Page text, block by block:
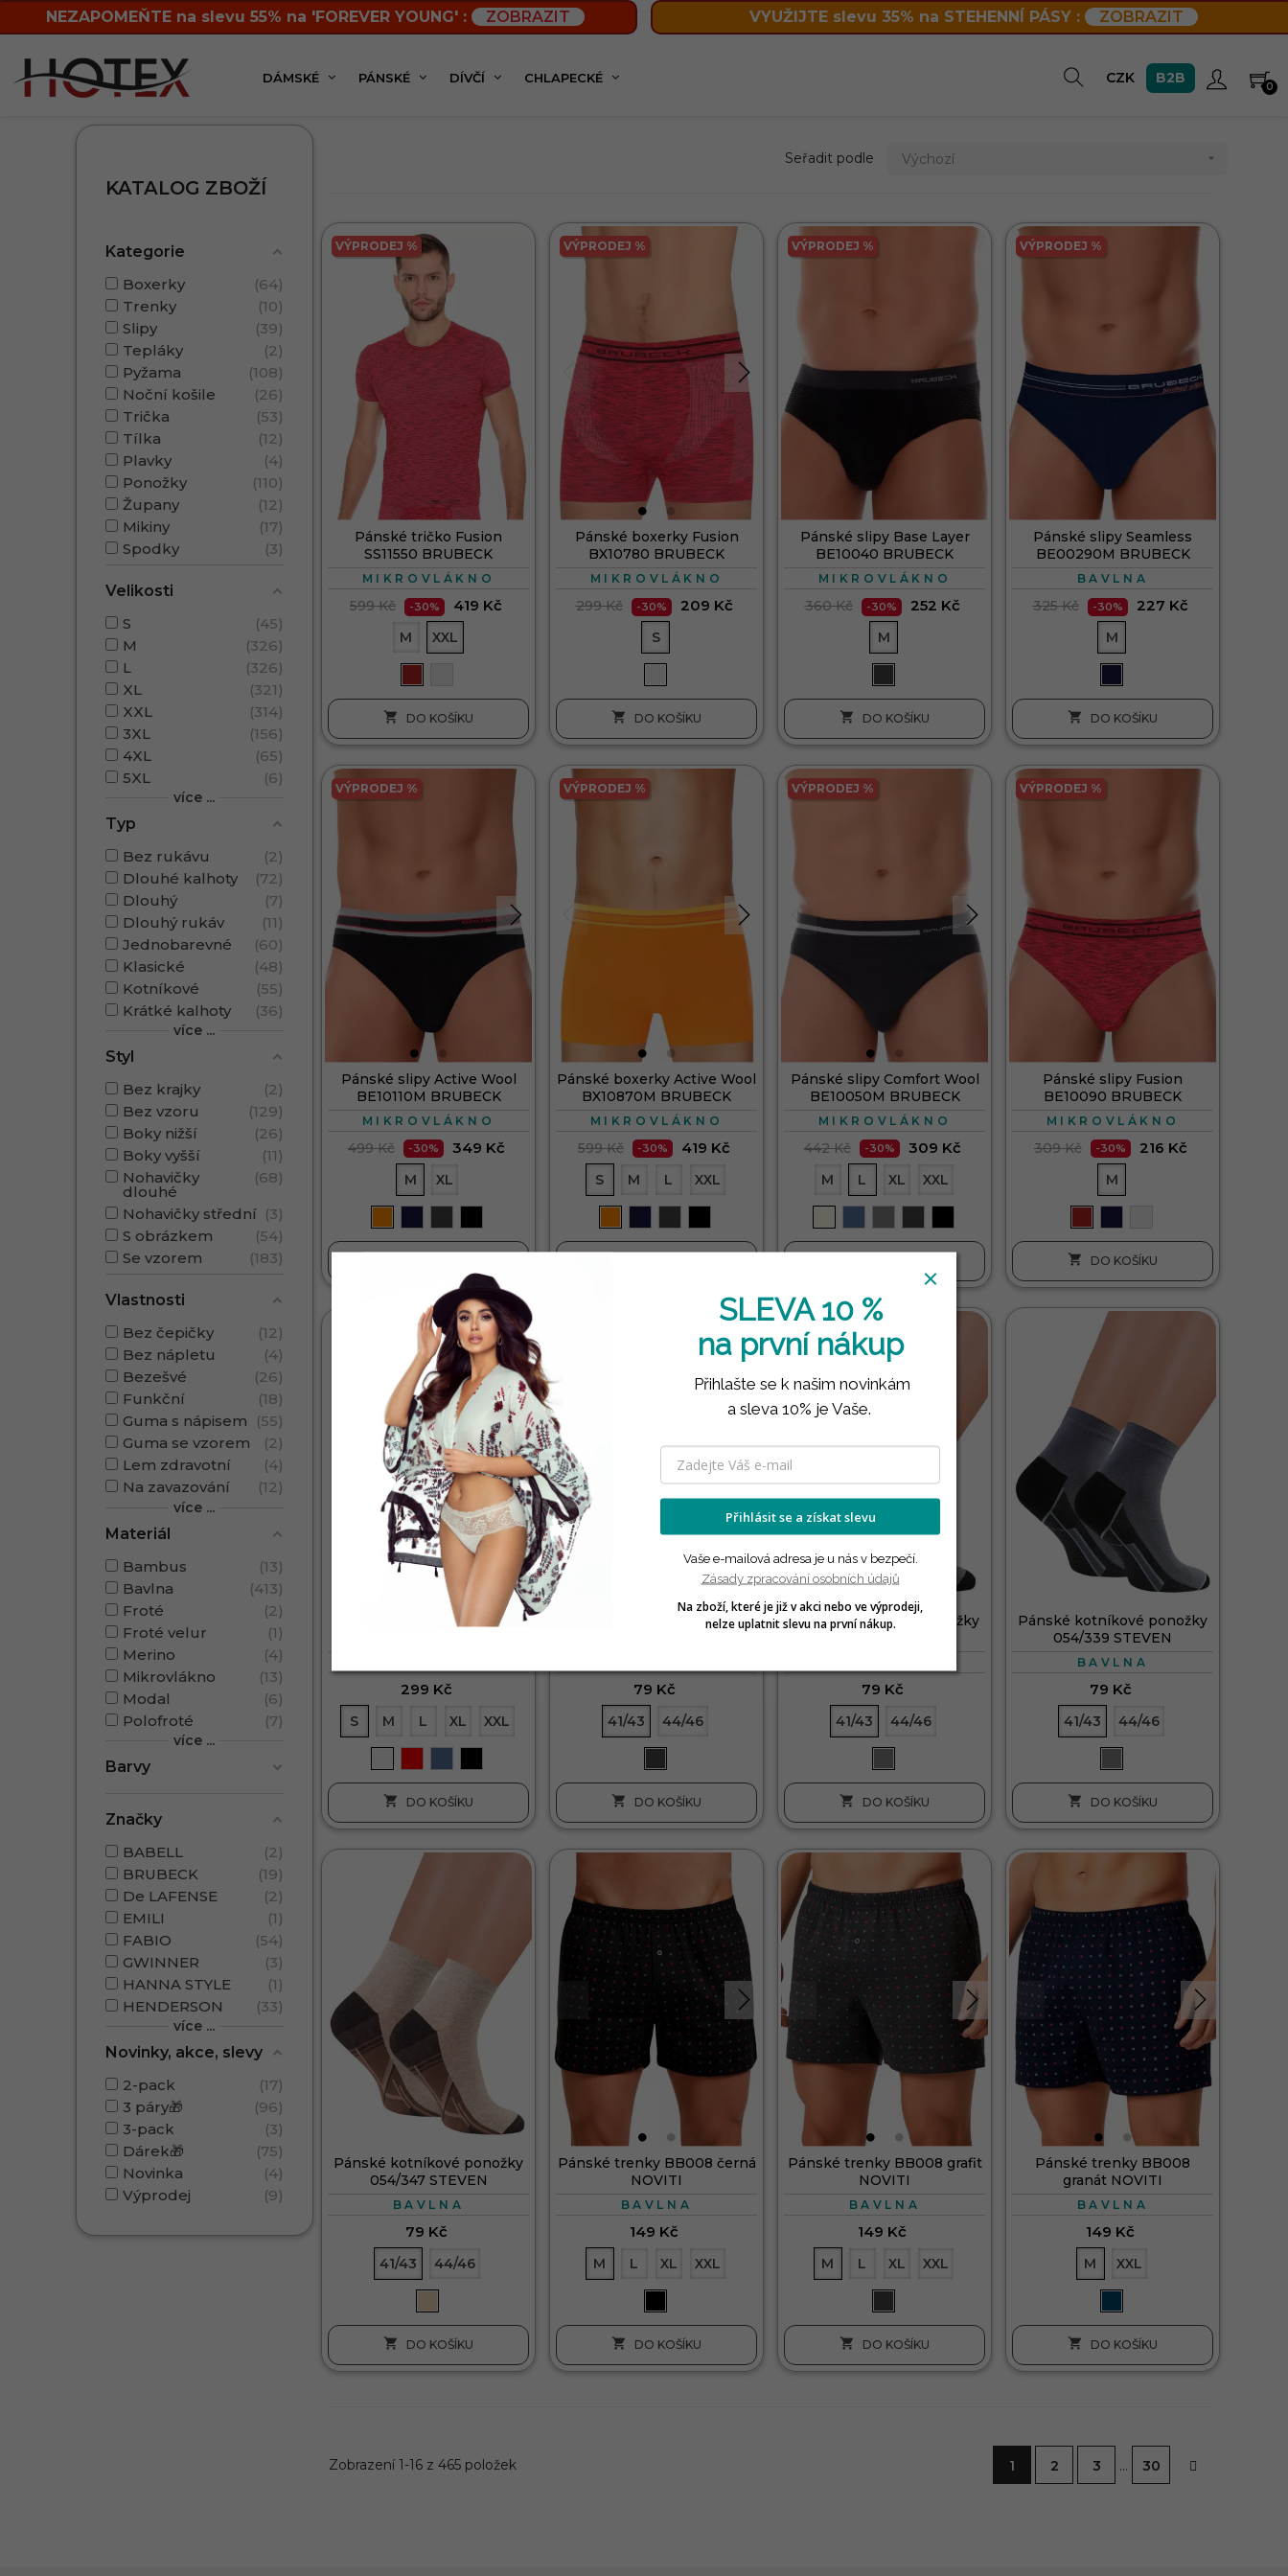
NEZAPOMEŇTE na slevu 55% na 'FOREVER YOUNG' : ZOBRAZIT VYUŽIJTE slevu 35% na STEHENNÍ PÁSY : ZOBRAZIT
DÁMSKÉ PÁNSKÉ DÍVČÍ CHLAPECKÉ CZK B2B
0
Pánská kolekce
KATALOG ZBOŽÍ
Kategorie
Boxerky
64
Trenky
10
Slipy
39
Tepláky
2
Pyžama
108
Noční košile
26
Trička
53
Tílka
12
Plavky
4
Ponožky
110
Župany
12
Mikiny
17
Spodky
3
Velikosti
S
45
M
326
L
326
XL
321
XXL
314
3XL
156
4XL
65
5XL
6
více ...
Typ
Bez rukávu
2
Dlouhé kalhoty
72
Dlouhý
7
Dlouhý rukáv
11
Jednobarevné
60
Klasické
48
Kotníkové
55
Krátké kalhoty
36
více ...
Styl
Bez krajky
2
Bez vzoru
129
Boky nižší
26
Boky vyšší
11
Nohavičky
dlouhé
68
Nohavičky střední
3
S obrázkem
54
Se vzorem
183
Vlastnosti
Bez čepičky
12
Bez nápletu
4
Bezešvé
26
Funkční
18
Guma s nápisem
55
Guma se vzorem
2
Lem zdravotní
4
Na zavazování
12
více ...
Materiál
Bambus
13
Bavlna
413
Froté
2
Froté velur
1
Merino
4
Mikrovlákno
13
Modal
6
Polofroté
7
více ...
Barvy
Značky
BABELL
2
BRUBECK
19
De LAFENSE
2
EMILI
1
FABIO
54
GWINNER
3
HANNA STYLE
1
HENDERSON
33
více ...
Novinky, akce, slevy
2-pack
17
3 páry🎁
96
3-pack
3
Dárek🎁
75
Novinka
4
Výprodej
9
Seřadit podle Výchozí 
VÝPRODEJ %
Pánské tričko Fusion
SS11550 BRUBECK
MIKROVLÁKNO
599 Kč -30% 419 Kč
M XXL
 DO KOŠÍKU
VÝPRODEJ %
Pánské boxerky Fusion
BX10780 BRUBECK
MIKROVLÁKNO
299 Kč -30% 209 Kč
S
 DO KOŠÍKU
VÝPRODEJ %
Pánské slipy Base Layer
BE10040 BRUBECK
MIKROVLÁKNO
360 Kč -30% 252 Kč
M
 DO KOŠÍKU
VÝPRODEJ %
Pánské slipy Seamless
BE00290M BRUBECK
BAVLNA
325 Kč -30% 227 Kč
M
 DO KOŠÍKU
VÝPRODEJ %
Pánské slipy Active Wool
BE10110M BRUBECK
MIKROVLÁKNO
499 Kč -30% 349 Kč
M XL
VÝPRODEJ %
Pánské boxerky Active Wool
BX10870M BRUBECK
MIKROVLÁKNO
599 Kč -30% 419 Kč
S M L XXL
VÝPRODEJ %
Pánské slipy Comfort Wool
BE10050M BRUBECK
MIKROVLÁKNO
442 Kč -30% 309 Kč
M L XL XXL
VÝPRODEJ %
Pánské slipy Fusion
BE10090 BRUBECK
MIKROVLÁKNO
309 Kč -30% 216 Kč
M
 DO KOŠÍKU
VÝPRODEJ %
Pánské boxerky Seamless
299 Kč
S M L XL XXL
 DO KOŠÍKU
Pánské kotníkové ponožky
79 Kč
41/43 44/46
 DO KOŠÍKU
Pánské kotníkové ponožky
79 Kč
41/43 44/46
 DO KOŠÍKU
Pánské kotníkové ponožky
054/339 STEVEN
BAVLNA
79 Kč
41/43 44/46
 DO KOŠÍKU
Pánské kotníkové ponožky
054/347 STEVEN
BAVLNA
79 Kč
41/43 44/46
 DO KOŠÍKU
Pánské trenky BB008 černá
NOVITI
BAVLNA
149 Kč
M L XL XXL
 DO KOŠÍKU
Pánské trenky BB008 grafit
NOVITI
BAVLNA
149 Kč
M L XL XXL
 DO KOŠÍKU
Pánské trenky BB008
granát NOVITI
BAVLNA
149 Kč
M XXL
 DO KOŠÍKU
Zobrazení 1-16 z 465 položek 1 2 3 … 30
SLEVA 10 %
na první nákup
Přihlašte se k našim novinkám
a sleva 10% je Vaše.
Přihlásit se a získat slevu
Vaše e-mailová adresa je u nás v bezpečí.
Zásady zpracování osobních údajů
Na zboží, které je již v akci nebo ve výprodeji,
nelze uplatnit slevu na první nákup.